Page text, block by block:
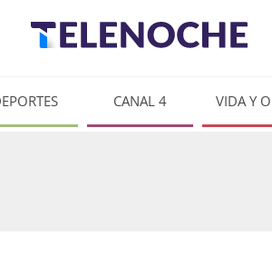
CANAL 4 VIDA Y